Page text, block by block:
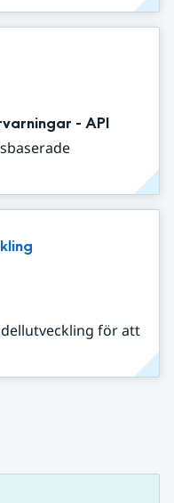
- API
för att